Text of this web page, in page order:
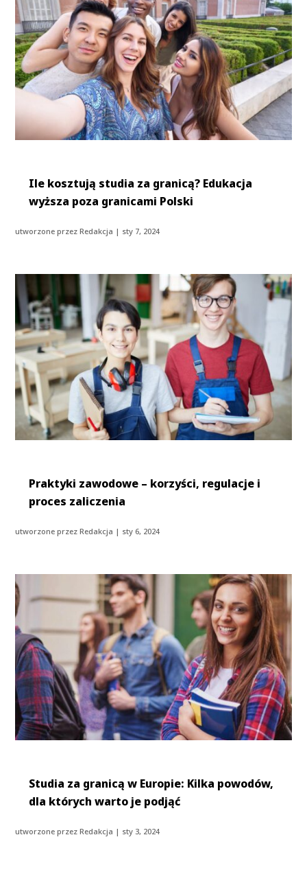
Ile kosztują studia za granicą? Edukacja
wyższa poza granicami Polski
utworzone przezRedakcja | sty 7, 2024
Praktyki zawodowe – korzyści, regulacje i
proces zaliczenia
utworzone przezRedakcja | sty 6, 2024
Studia za granicą w Europie: Kilka powodów,
dla których warto je podjąć
utworzone przezRedakcja | sty 3, 2024